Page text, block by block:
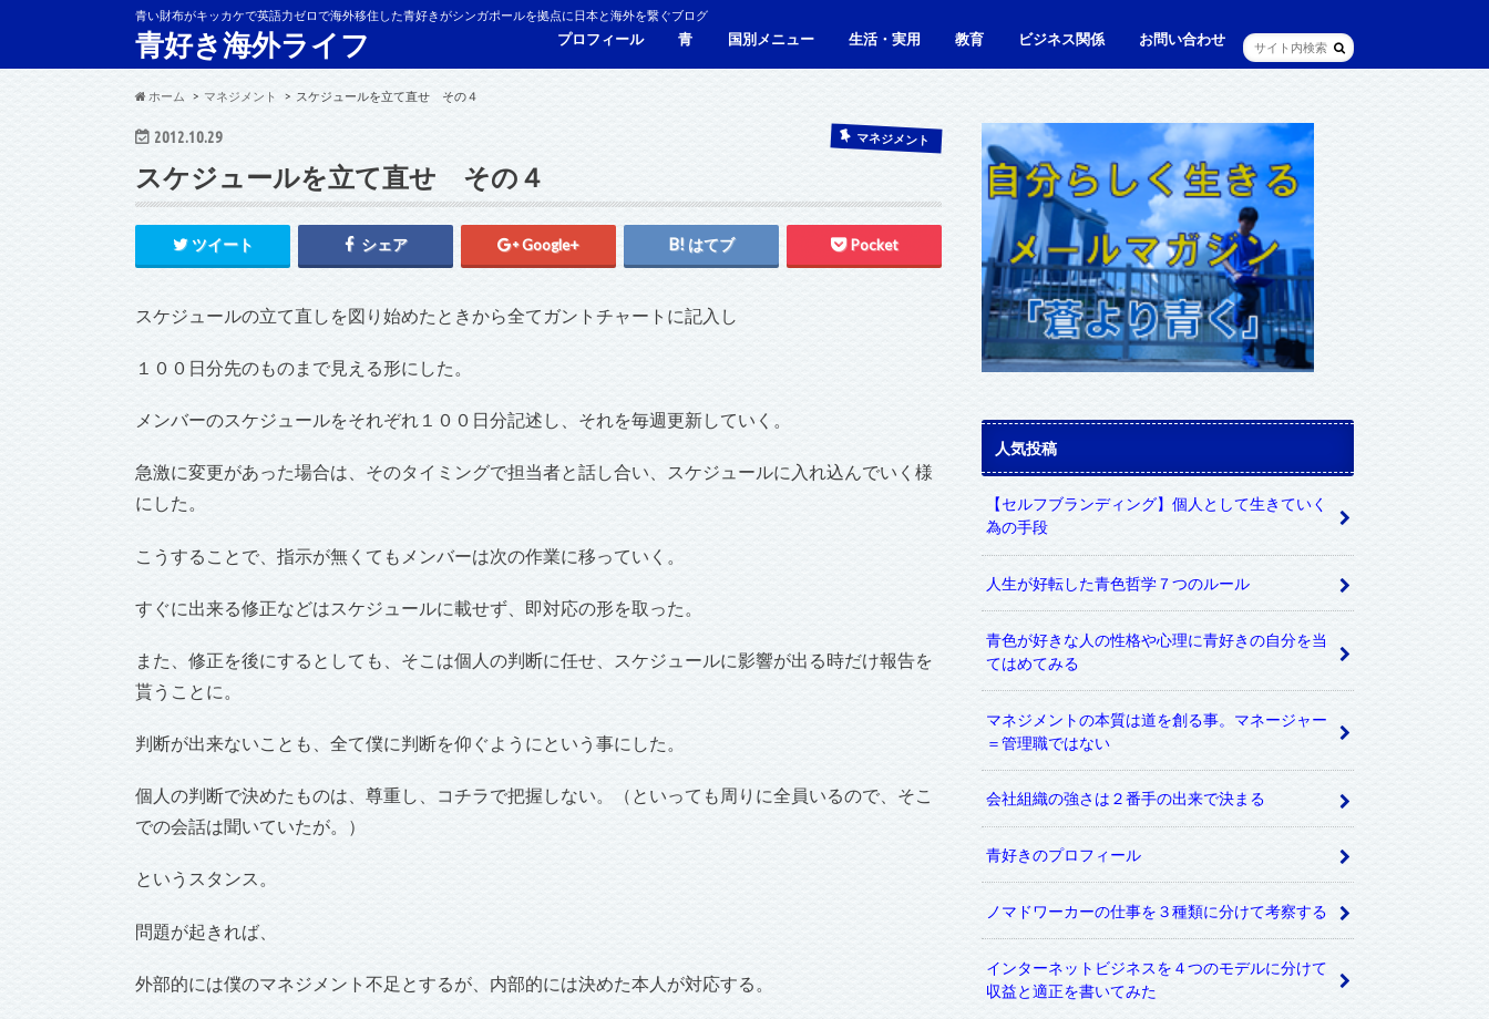
青い財布がキッカケで英語力ゼロで海外移住した青好きがシンガポールを拠点に日本と海外を繋ぐブログ
青好き海外ライフ プロフィール 青 国別メニュー 生活・実用 教育 ビジネス関係 お問い合わせ
ホーム マネジメント スケジュールを立て直せ その４
2012.10.29 マネジメント
スケジュールを立て直せ その４
ツイート シェア Google+ はてブ Pocket
スケジュールの立て直しを図り始めたときから全てガントチャートに記入し
１００日分先のものまで見える形にした。
メンバーのスケジュールをそれぞれ１００日分記述し、それを毎週更新していく。
急激に変更があった場合は、そのタイミングで担当者と話し合い、スケジュールに入れ込んでいく様
にした。
こうすることで、指示が無くてもメンバーは次の作業に移っていく。
すぐに出来る修正などはスケジュールに載せず、即対応の形を取った。
また、修正を後にするとしても、そこは個人の判断に任せ、スケジュールに影響が出る時だけ報告を
貰うことに。
判断が出来ないことも、全て僕に判断を仰ぐようにという事にした。
個人の判断で決めたものは、尊重し、コチラで把握しない。（といっても周りに全員いるので、そこ
での会話は聞いていたが。）
というスタンス。
問題が起きれば、
外部的には僕のマネジメント不足とするが、内部的には決めた本人が対応する。
人気投稿
【セルフブランディング】個人として生きていく
為の手段
人生が好転した青色哲学７つのルール
青色が好きな人の性格や心理に青好きの自分を当
てはめてみる
マネジメントの本質は道を創る事。マネージャー
＝管理職ではない
会社組織の強さは２番手の出来で決まる
青好きのプロフィール
ノマドワーカーの仕事を３種類に分けて考察する
インターネットビジネスを４つのモデルに分けて
収益と適正を書いてみた